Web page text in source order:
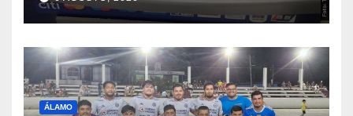
bancario
ÁLAMO